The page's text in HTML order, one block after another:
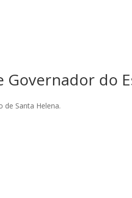
Governador do
de Santa Helena.